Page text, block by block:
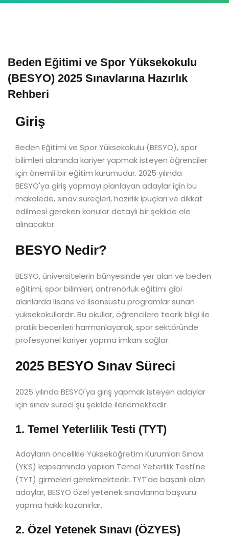
Beden Eğitimi ve Spor Yüksekokulu
(BESYO) 2025 Sınavlarına Hazırlık
Rehberi
Giriş
Beden Eğitimi ve Spor Yüksekokulu (BESYO), spor
bilimleri alanında kariyer yapmak isteyen öğrenciler
için önemli bir eğitim kurumudur. 2025 yılında
BESYO'ya giriş yapmayı planlayan adaylar için bu
makalede, sınav süreçleri, hazırlık ipuçları ve dikkat
edilmesi gereken konular detaylı bir şekilde ele
alınacaktır.
BESYO Nedir?
BESYO, üniversitelerin bünyesinde yer alan ve beden
eğitimi, spor bilimleri, antrenörlük eğitimi gibi
alanlarda lisans ve lisansüstü programlar sunan
yüksekokullardır. Bu okullar, öğrencilere teorik bilgi ile
pratik becerileri harmanlayarak, spor sektöründe
profesyonel kariyer yapma imkanı sağlar.
2025 BESYO Sınav Süreci
2025 yılında BESYO'ya giriş yapmak isteyen adaylar
için sınav süreci şu şekilde ilerlemektedir:
1. Temel Yeterlilik Testi (TYT)
Adayların öncelikle Yükseköğretim Kurumları Sınavı
(YKS) kapsamında yapılan Temel Yeterlilik Testi'ne
(TYT) girmeleri gerekmektedir. TYT'de başarılı olan
adaylar, BESYO özel yetenek sınavlarına başvuru
yapma hakkı kazanırlar.
2. Özel Yetenek Sınavı (ÖZYES)